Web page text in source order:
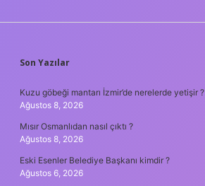
SIDEBAR
Son Yazılar
Kuzu göbeği mantarı İzmir’de nerelerde yetişir ?
Ağustos 8, 2026
Mısır Osmanlıdan nasıl çıktı ?
Ağustos 8, 2026
Eski Esenler Belediye Başkanı kimdir ?
Ağustos 6, 2026